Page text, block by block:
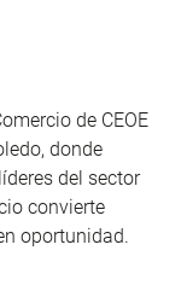
de CEOE
donde
del sector
convierte
oportunidad.